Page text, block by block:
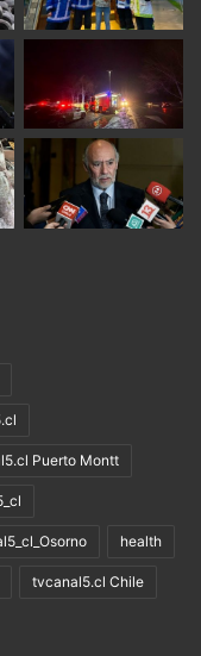
Puerto Montt
health
tvcanal5.cl Chile